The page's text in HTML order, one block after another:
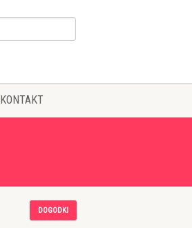
KONTAKT
DOGODKI